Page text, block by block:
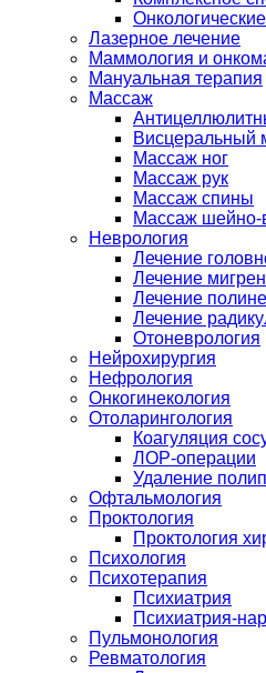
Лазерное лечение
Маммология и
Мануальная терапия
Массаж
Висцеральный
Массаж ног
Массаж рук
Массаж спины
Массаж шейно-
Неврология
Лечение
Лечение
Лечение
Лечение
Отоневрология
Нейрохирургия
Нефрология
Онкогинекология
Отоларингология
Коагуляция
ЛОР-операции
Удаление
Офтальмология
Проктология
Проктология
Психология
Психотерапия
Психиатрия
Психиатрия-
Пульмонология
Ревматология